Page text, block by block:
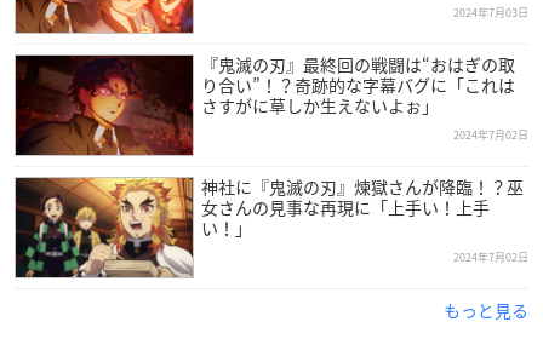
2024年7月03日
『鬼滅の刃』最終回の戦闘は“おはぎの取
り合い”！？奇跡的な字幕バグに「これは
さすがに草しか生えないよぉ」
2024年7月02日
神社に『鬼滅の刃』煉獄さんが降臨！？巫
女さんの見事な再現に「上手い！上手
い！」
2024年7月02日
もっと見る